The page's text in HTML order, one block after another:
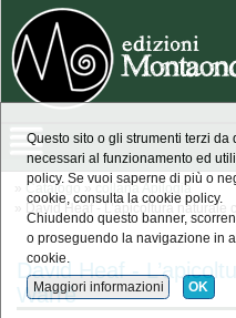
» Catalogo »
collana Apilogia
» David Heaf - L’apicoltura naturale
David Heaf -
Warré
Questo sito o gli strumenti terzi
necessari al funzionamento ed
policy. Se vuoi saperne di più o
cookie, consulta la cookie policy.
Chiudendo questo banner,
o proseguendo la navigazione in
cookie.
Maggiori informazioni OK